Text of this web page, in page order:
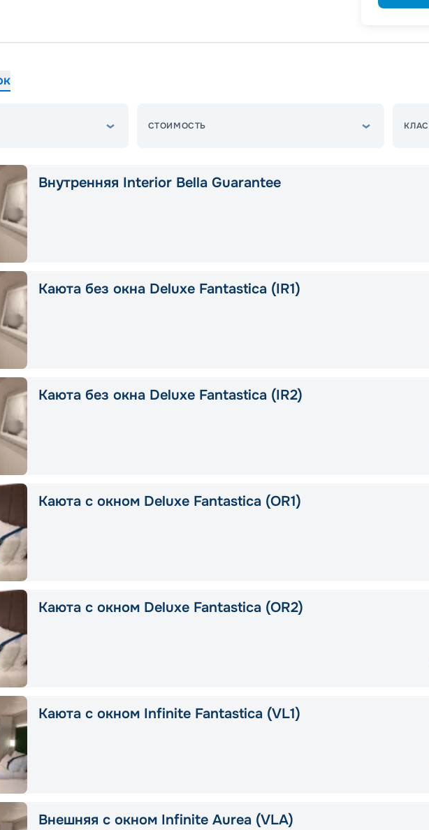
СТОИМОСТЬ
Внутренняя Interior Bella Guarantee
Каюта без окна Deluxe Fantastica (IR1)
Каюта без окна Deluxe Fantastica (IR2)
Каюта с окном Deluxe Fantastica (OR1)
Каюта с окном Deluxe Fantastica (OR2)
Каюта с окном Infinite Fantastica (VL1)
Внешняя с окном Infinite Aurea (VLA)